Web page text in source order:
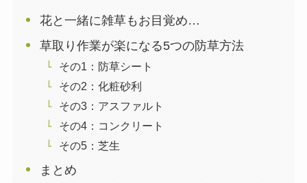
花と一緒に雑草もお目覚め…
草取り作業が楽になる5つの防草方法
その1：防草シート
その2：化粧砂利
その3：アスファルト
その4：コンクリート
その5：芝生
まとめ